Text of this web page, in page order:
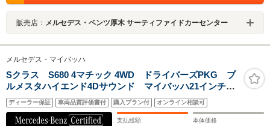
販売店： メルセデス・ベンツ厚木 サーティファイドカーセンター
メルセデス・マイバッハ
Sクラス S680 4マチック 4WD ドライバーズPKG ブ
ルメスタハイエンド4Dサウンド マイバッハ21インチマ
ルチスポークAW 外レーダー探知機 パノラミック
S/R リアツインモニター ARヘッドアップD 3Dコッ
クピットディスプレイ
ディーラー保証 車両品質評価書付 購入プラン付 オンライン相談可
支払総額 本体価格